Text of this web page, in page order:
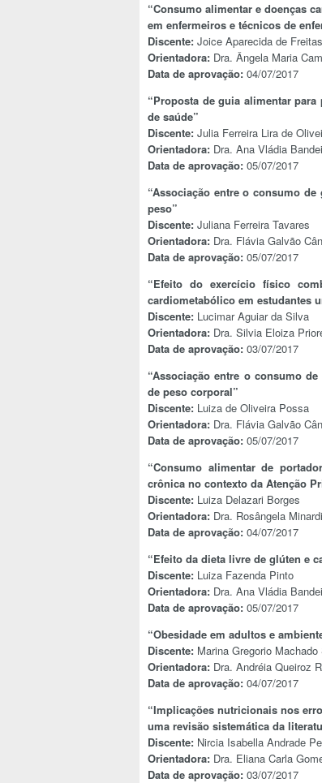
“Consumo alimentar e doenças
em enfermeiros e técnicos de
Discente: Joice Aparecida de
Orientadora: Dra. Ângela Maria
Data de aprovação: 04/07/2017
“Proposta de guia alimentar
de saúde”
Discente: Julia Ferreira Lira de
Orientadora: Dra. Ana Vládia
Data de aprovação: 05/07/2017
“Associação entre o consumo
peso”
Discente: Juliana Ferreira Tavares
Orientadora: Dra. Flávia Galvão
Data de aprovação: 05/07/2017
“Efeito do exercício físico
cardiometabólico em estudantes
Discente: Lucimar Aguiar da Silva
Orientadora: Dra. Silvia Eloiza
Data de aprovação: 03/07/2017
“Associação entre o consumo
de peso corporal”
Discente: Luiza de Oliveira Possa
Orientadora: Dra. Flávia Galvão
Data de aprovação: 05/07/2017
“Consumo alimentar de
crônica no contexto da Atenção
Discente: Luiza Delazari Borges
Orientadora: Dra. Rosângela
Data de aprovação: 04/07/2017
“Efeito da dieta livre de glúten e
Discente: Luiza Fazenda Pinto
Orientadora: Dra. Ana Vládia
Data de aprovação: 05/07/2017
“Obesidade em adultos e
Discente: Marina Gregorio
Orientadora: Dra. Andréia Queiroz
Data de aprovação: 04/07/2017
“Implicações nutricionais nos
uma revisão sistemática da
Discente: Nircia Isabella Andrade
Orientadora: Dra. Eliana Carla
Data de aprovação: 03/07/2017